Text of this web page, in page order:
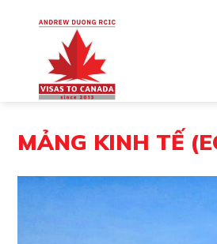
MẢNG KINH TẾ